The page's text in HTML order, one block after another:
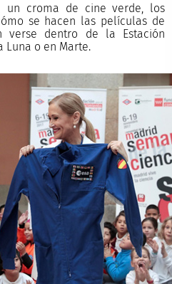
un croma de cine verde, los
se hacen las películas de
verse dentro de la Estación
Luna o en Marte.